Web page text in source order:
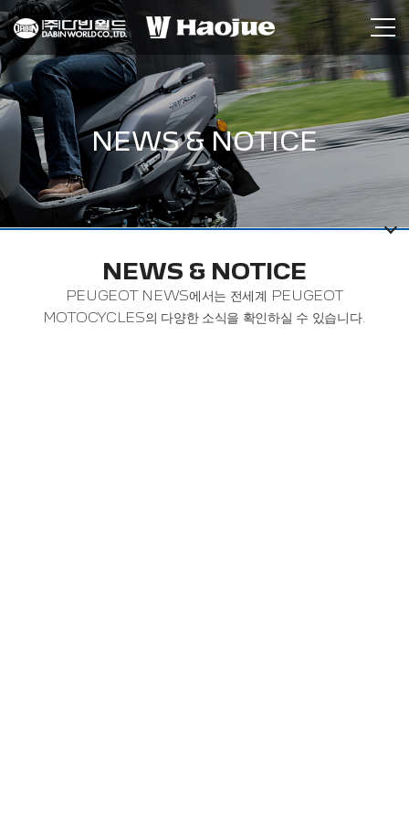
NEWS & NOTICE
NEWS & NOTICE
PEUGEOT NEWS에서는 전세계 PEUGEOT
MOTOCYCLES의 다양한 소식을 확인하실 수 있습니다.